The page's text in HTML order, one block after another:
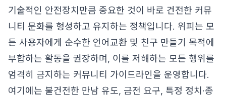
기술적인 안전장치만큼 중요한 것이 바로 건전한 커뮤
니티 문화를 형성하고 유지하는 정책입니다. 위피는 모
든 사용자에게 순수한 언어교환 및 친구 만들기 목적에
부합하는 활동을 권장하며, 이를 저해하는 모든 행위를
엄격히 금지하는 커뮤니티 가이드라인을 운영합니다.
여기에는 불건전한 만남 유도, 금전 요구, 특정 정치·종